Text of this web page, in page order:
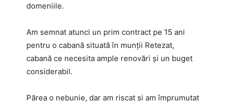
domeniile.
Am semnat atunci un prim contract pe 15 ani
pentru o cabană situată în munții Retezat,
cabană ce necesita ample renovări și un buget
considerabil.
Părea o nebunie, dar am riscat si am împrumutat